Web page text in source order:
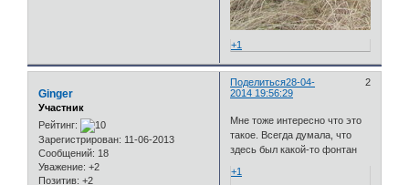
+1
Поделиться 2
28-04-
2014 19:56:29
Ginger
Участник
Рейтинг:
Зарегистрирован: 11-06-2013
Сообщений: 18
Уважение: +2
Позитив: +2
Мне тоже интересно что это
такое. Всегда думала, что
здесь был какой-то фонтан
+1